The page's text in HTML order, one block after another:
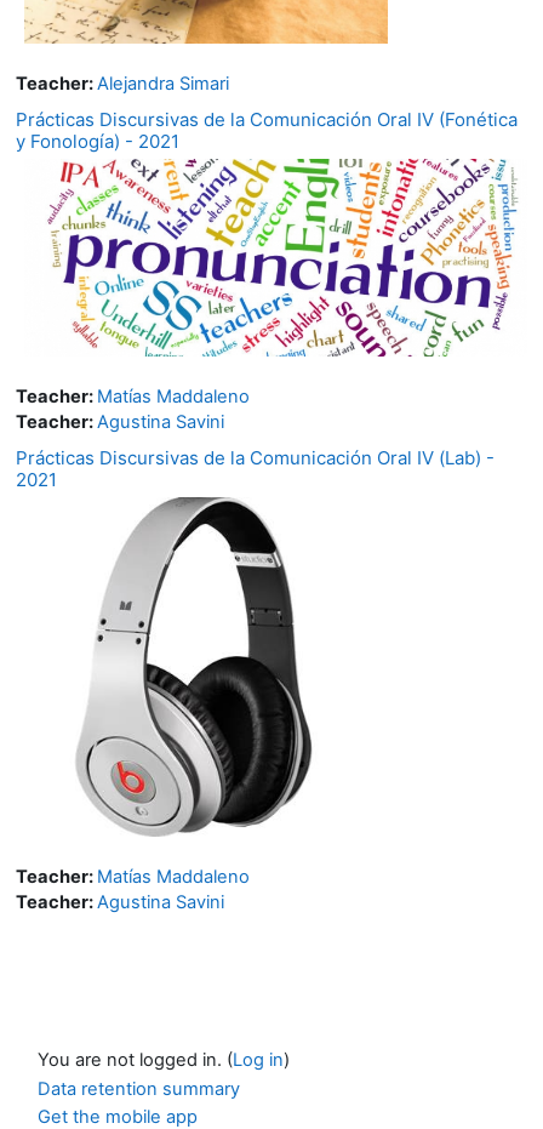
Teacher:Alejandra Simari
Prácticas Discursivas de la Comunicación Oral IV (Fonética
y Fonología) - 2021
Teacher: Matías Maddaleno
Teacher:Agustina Savini
Prácticas Discursivas de la Comunicación Oral IV (Lab) -
2021
Teacher: Matías Maddaleno
Teacher:Agustina Savini
You are not logged in. (Log in)
Data retention summary
Get the mobile app